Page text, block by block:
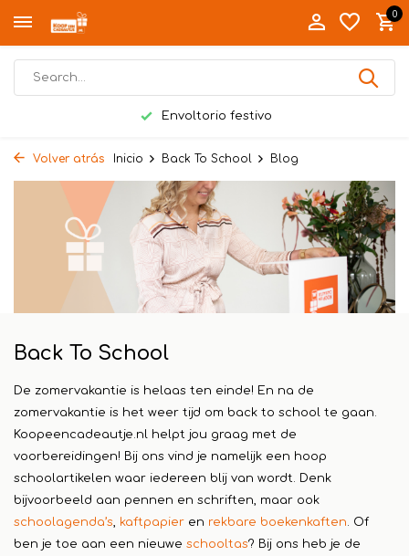
0
Envoltorio festivo
Volver atrás Inicio Back To School Blog
Back To School
De zomervakantie is helaas ten einde! En na de
zomervakantie is het weer tijd om back to school te gaan.
Koopeencadeautje.nl helpt jou graag met de
voorbereidingen! Bij ons vind je namelijk een hoop
schoolartikelen waar iedereen blij van wordt. Denk
bijvoorbeeld aan pennen en schriften, maar ook
schoolagenda’s, kaftpapier en rekbare boekenkaften. Of
ben je toe aan een nieuwe schooltas? Bij ons heb je de